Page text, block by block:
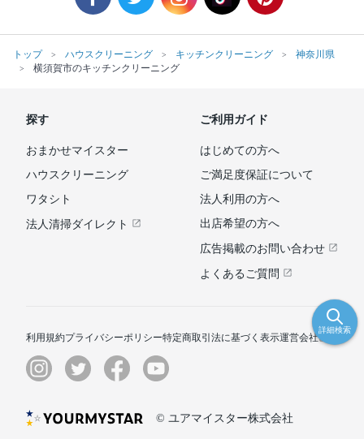
トップ ハウスクリーニング キッチンクリーニング
神奈川県
横須賀市のキッチンクリーニング
詳細検索
探す
おまかせマイスター
ハウスクリーニング
ワタシト
法人清掃ダイレクト
ご利用ガイド
はじめての方へ
ご満足度保証について
法人利用の方へ
出店希望の方へ
広告掲載のお問い合わせ
よくあるご質問
利用規約プライバシーポリシー特定商取引法に基づく表示運営会社
© ユアマイスター株式会社